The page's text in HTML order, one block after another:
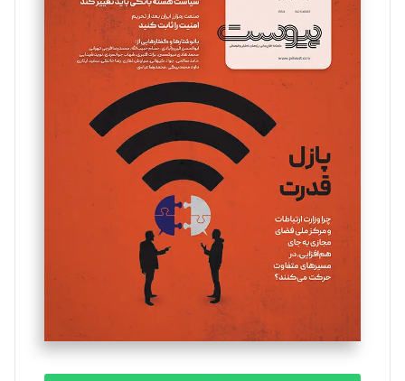
تحریریه
مینا پاکدل
یسنا امان‌پور
تحریریه
ملینا جعفری
تحریریه
مصطفی مسجدی آرانی
تحریریه